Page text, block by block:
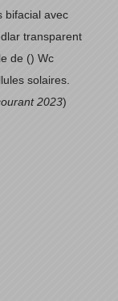
bifacial avec
transparent
de () Wc
solaires.
2023)